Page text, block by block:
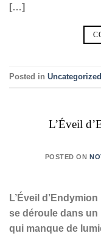
[…]
Posted in Uncategorized
L’Éveil
POSTED ON
L’Éveil
se déroule dans
qui manque de